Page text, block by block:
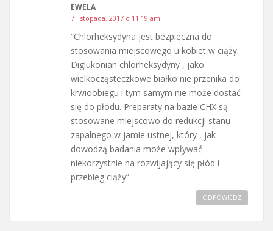
EWELA
7 listopada, 2017 o 11:19 am
“Chlorheksydyna jest bezpieczna do
stosowania miejscowego u kobiet w ciąży.
Diglukonian chlorheksydyny , jako
wielkocząsteczkowe białko nie przenika do
krwioobiegu i tym samym nie może dostać
się do płodu. Preparaty na bazie CHX są
stosowane miejscowo do redukcji stanu
zapalnego w jamie ustnej, który , jak
dowodzą badania może wpływać
niekorzystnie na rozwijający się płód i
przebieg ciąży”
ODPOWIEDZ